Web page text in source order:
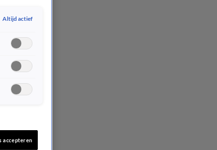
Altijd actief
accepteren